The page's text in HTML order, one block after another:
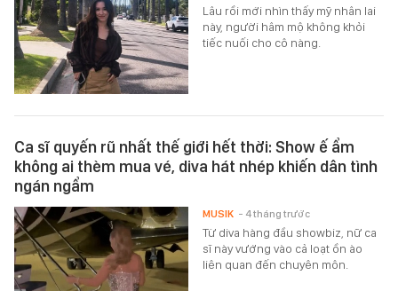
Lâu rồi mới nhìn thấy mỹ nhân lai
này, người hâm mộ không khỏi
tiếc nuối cho cô nàng.
Ca sĩ quyến rũ nhất thế giới hết thời: Show ế ẩm
không ai thèm mua vé, diva hát nhép khiến dân tình
ngán ngẩm
Từ diva hàng đầu showbiz, nữ ca
sĩ này vướng vào cả loạt ồn ào
liên quan đến chuyên môn.
MUSIK - 4 tháng trước